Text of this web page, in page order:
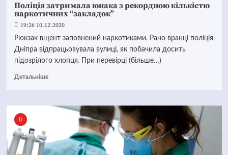
Поліція затримала юнака з рекордною кількістю
наркотичних “закладок”
19:26 10.12.2020
Рюкзак вщент заповнений наркотиками. Рано вранці поліція
Дніпра відпрацьовувала вулиці, як побачила досить
підозрілого хлопця. При перевірці (більше…)
Детальніше